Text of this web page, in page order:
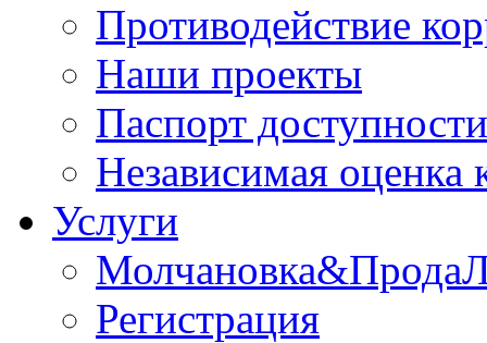
Противодействие
Наши проекты
Паспорт доступности
Независимая оценка
Услуги
Регистрация